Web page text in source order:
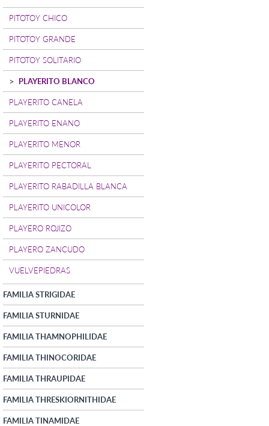
PITOTOY CHICO
PITOTOY GRANDE
PITOTOY SOLITARIO
PLAYERITO BLANCO
PLAYERITO CANELA
PLAYERITO ENANO
PLAYERITO MENOR
PLAYERITO PECTORAL
PLAYERITO RABADILLA BLANCA
PLAYERITO UNICOLOR
PLAYERO ROJIZO
PLAYERO ZANCUDO
VUELVEPIEDRAS
FAMILIA STRIGIDAE
FAMILIA STURNIDAE
FAMILIA THAMNOPHILIDAE
FAMILIA THINOCORIDAE
FAMILIA THRAUPIDAE
FAMILIA THRESKIORNITHIDAE
FAMILIA TINAMIDAE